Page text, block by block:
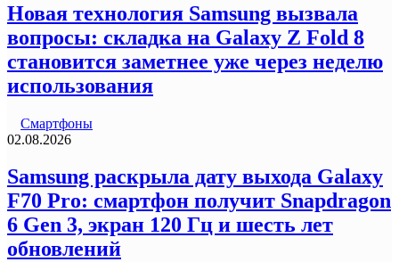
Новая технология Samsung вызвала
вопросы: складка на Galaxy Z Fold 8
становится заметнее уже через неделю
использования
Смартфоны
02.08.2026
Samsung раскрыла дату выхода Galaxy
F70 Pro: смартфон получит Snapdragon
6 Gen 3, экран 120 Гц и шесть лет
обновлений